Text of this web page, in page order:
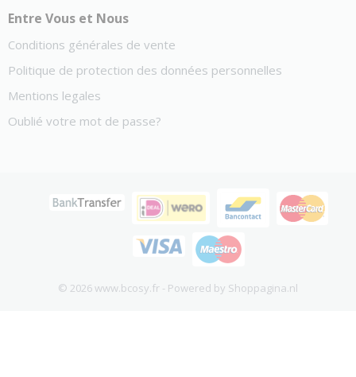
Entre Vous et Nous
Conditions générales de vente
Politique de protection des données personnelles
Mentions legales
Oublié votre mot de passe?
© 2026 www.bcosy.fr - Powered by Shoppagina.nl